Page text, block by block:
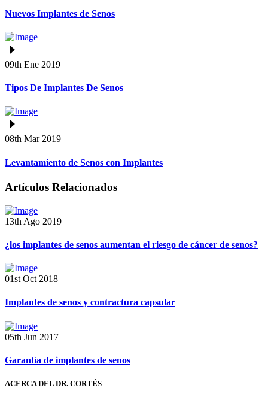
Nuevos Implantes de Senos
09th Ene 2019
Tipos De Implantes De Senos
08th Mar 2019
Levantamiento de Senos con Implantes
Artículos Relacionados
13th Ago 2019
¿los implantes de senos aumentan el riesgo de cáncer de senos?
01st Oct 2018
Implantes de senos y contractura capsular
05th Jun 2017
Garantía de implantes de senos
ACERCA DEL DR. CORTÉS